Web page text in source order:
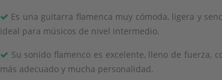
Es una guitarra flamenca muy cómoda, ligera y
Ideal para músicos de nivel intermedio.
Su sonido flamenco es excelente, lleno de fuerza,
más adecuado y mucha personalidad.